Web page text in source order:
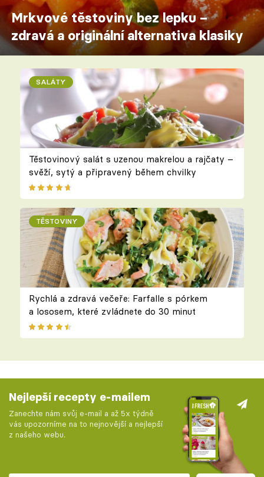
Mrkvové těstoviny bez lepku –
zdravá a originální alternativa klasiky
SALÁTY
Těstovinový salát s uzenou makrelou a rajčaty –
svěží, sytý a připravený během chvilky
TĚSTOVINY
Rychlá a zdravá večeře: Farfalle s pórkem
a lososem, které zvládnete do 30 minut
Nejlepší recepty e-mailem
Zanechte nám svůj e-mail a až 5x týdně
vás upozorníme na to nejnovější a nejlepší
z našeho webu.